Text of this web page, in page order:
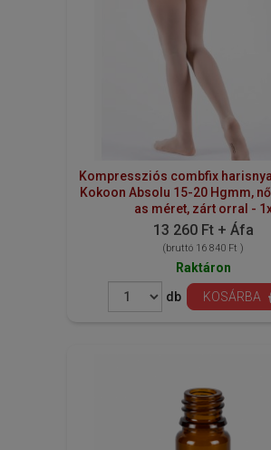
Kompressziós combfix
Kokoon Absolu 15-20 Hgmm,
as méret, zárt orral -
13 260 Ft + Áfa
(bruttó 16 840 Ft )
Raktáron
db
KOSÁRBA